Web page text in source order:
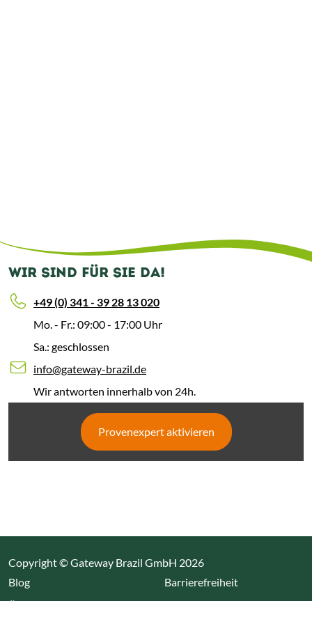
WIR SIND FÜR SIE DA!
+49 (0) 341 - 39 28 13 020
Mo. - Fr.: 09:00 - 17:00 Uhr
Sa.: geschlossen
info@gateway-brazil.de
Wir antworten innerhalb von 24h.
Provenexpert aktivieren
Copyright © Gateway Brazil GmbH 2026
Blog(Link öffnet einen neuen Tab)
Über uns
Barrierefreiheit
Impressum